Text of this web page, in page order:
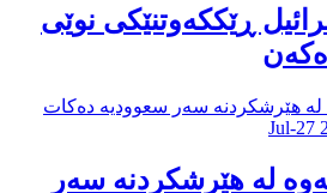
ڕێککەوتنێکی نوێی
لە هێرشکردنە سەر